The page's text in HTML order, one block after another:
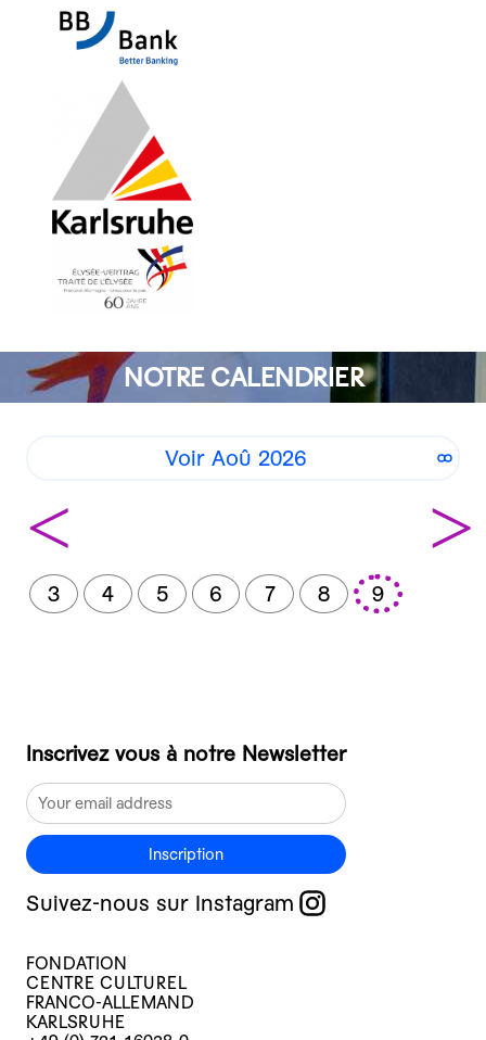
NOTRE CALENDRIER
Voir Aoû 2026
< >
3 4 5 6 7 8 9
Inscrivez vous à notre Newsletter
Inscription
Suivez-nous sur Instagram
FONDATION
CENTRE CULTUREL
FRANCO-ALLEMAND
KARLSRUHE